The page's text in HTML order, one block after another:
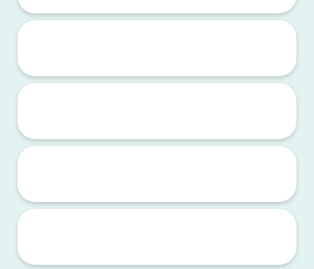
INFOS UTILES
CESA 29 fermé du 16 au 24 avril
La soirée au BBH affiche complet !!!
Prestations "Sorties 30 ans" ... ouverture le 31 mars
passez commande !!!
Bientôt les beaux jours ... inscrivez-vous !!!